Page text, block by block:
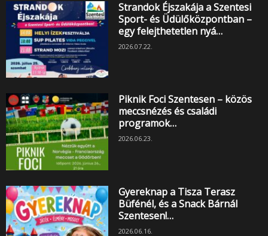
Strandok Éjszakája a Szentesi
Sport- és Üdülőközpontban –
egy felejthetetlen nyá…
2026.07.22.
Piknik Foci Szentesen – közös
meccsnézés és családi
programok…
2026.06.23.
Gyereknap a Tisza Terasz
Büfénél, és a Snack Bárnál
Szentesen!…
2026.06.16.